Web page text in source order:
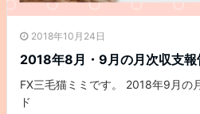
2018年10月24日
2018年8月・9月の月次収支報
FX三毛猫ミミです。 2018年9月
ド